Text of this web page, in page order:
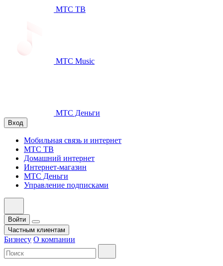
МТС ТВ
МТС Music
МТС Деньги
Вход
Мобильная связь и интернет
МТС ТВ
Домашний интернет
Интернет-магазин
МТС Деньги
Управление подписками
Войти
Частным клиентам
Бизнесу О компании